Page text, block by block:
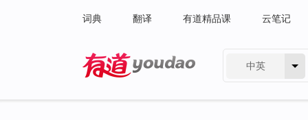
词典 翻译 有道精品课 云笔记
中英